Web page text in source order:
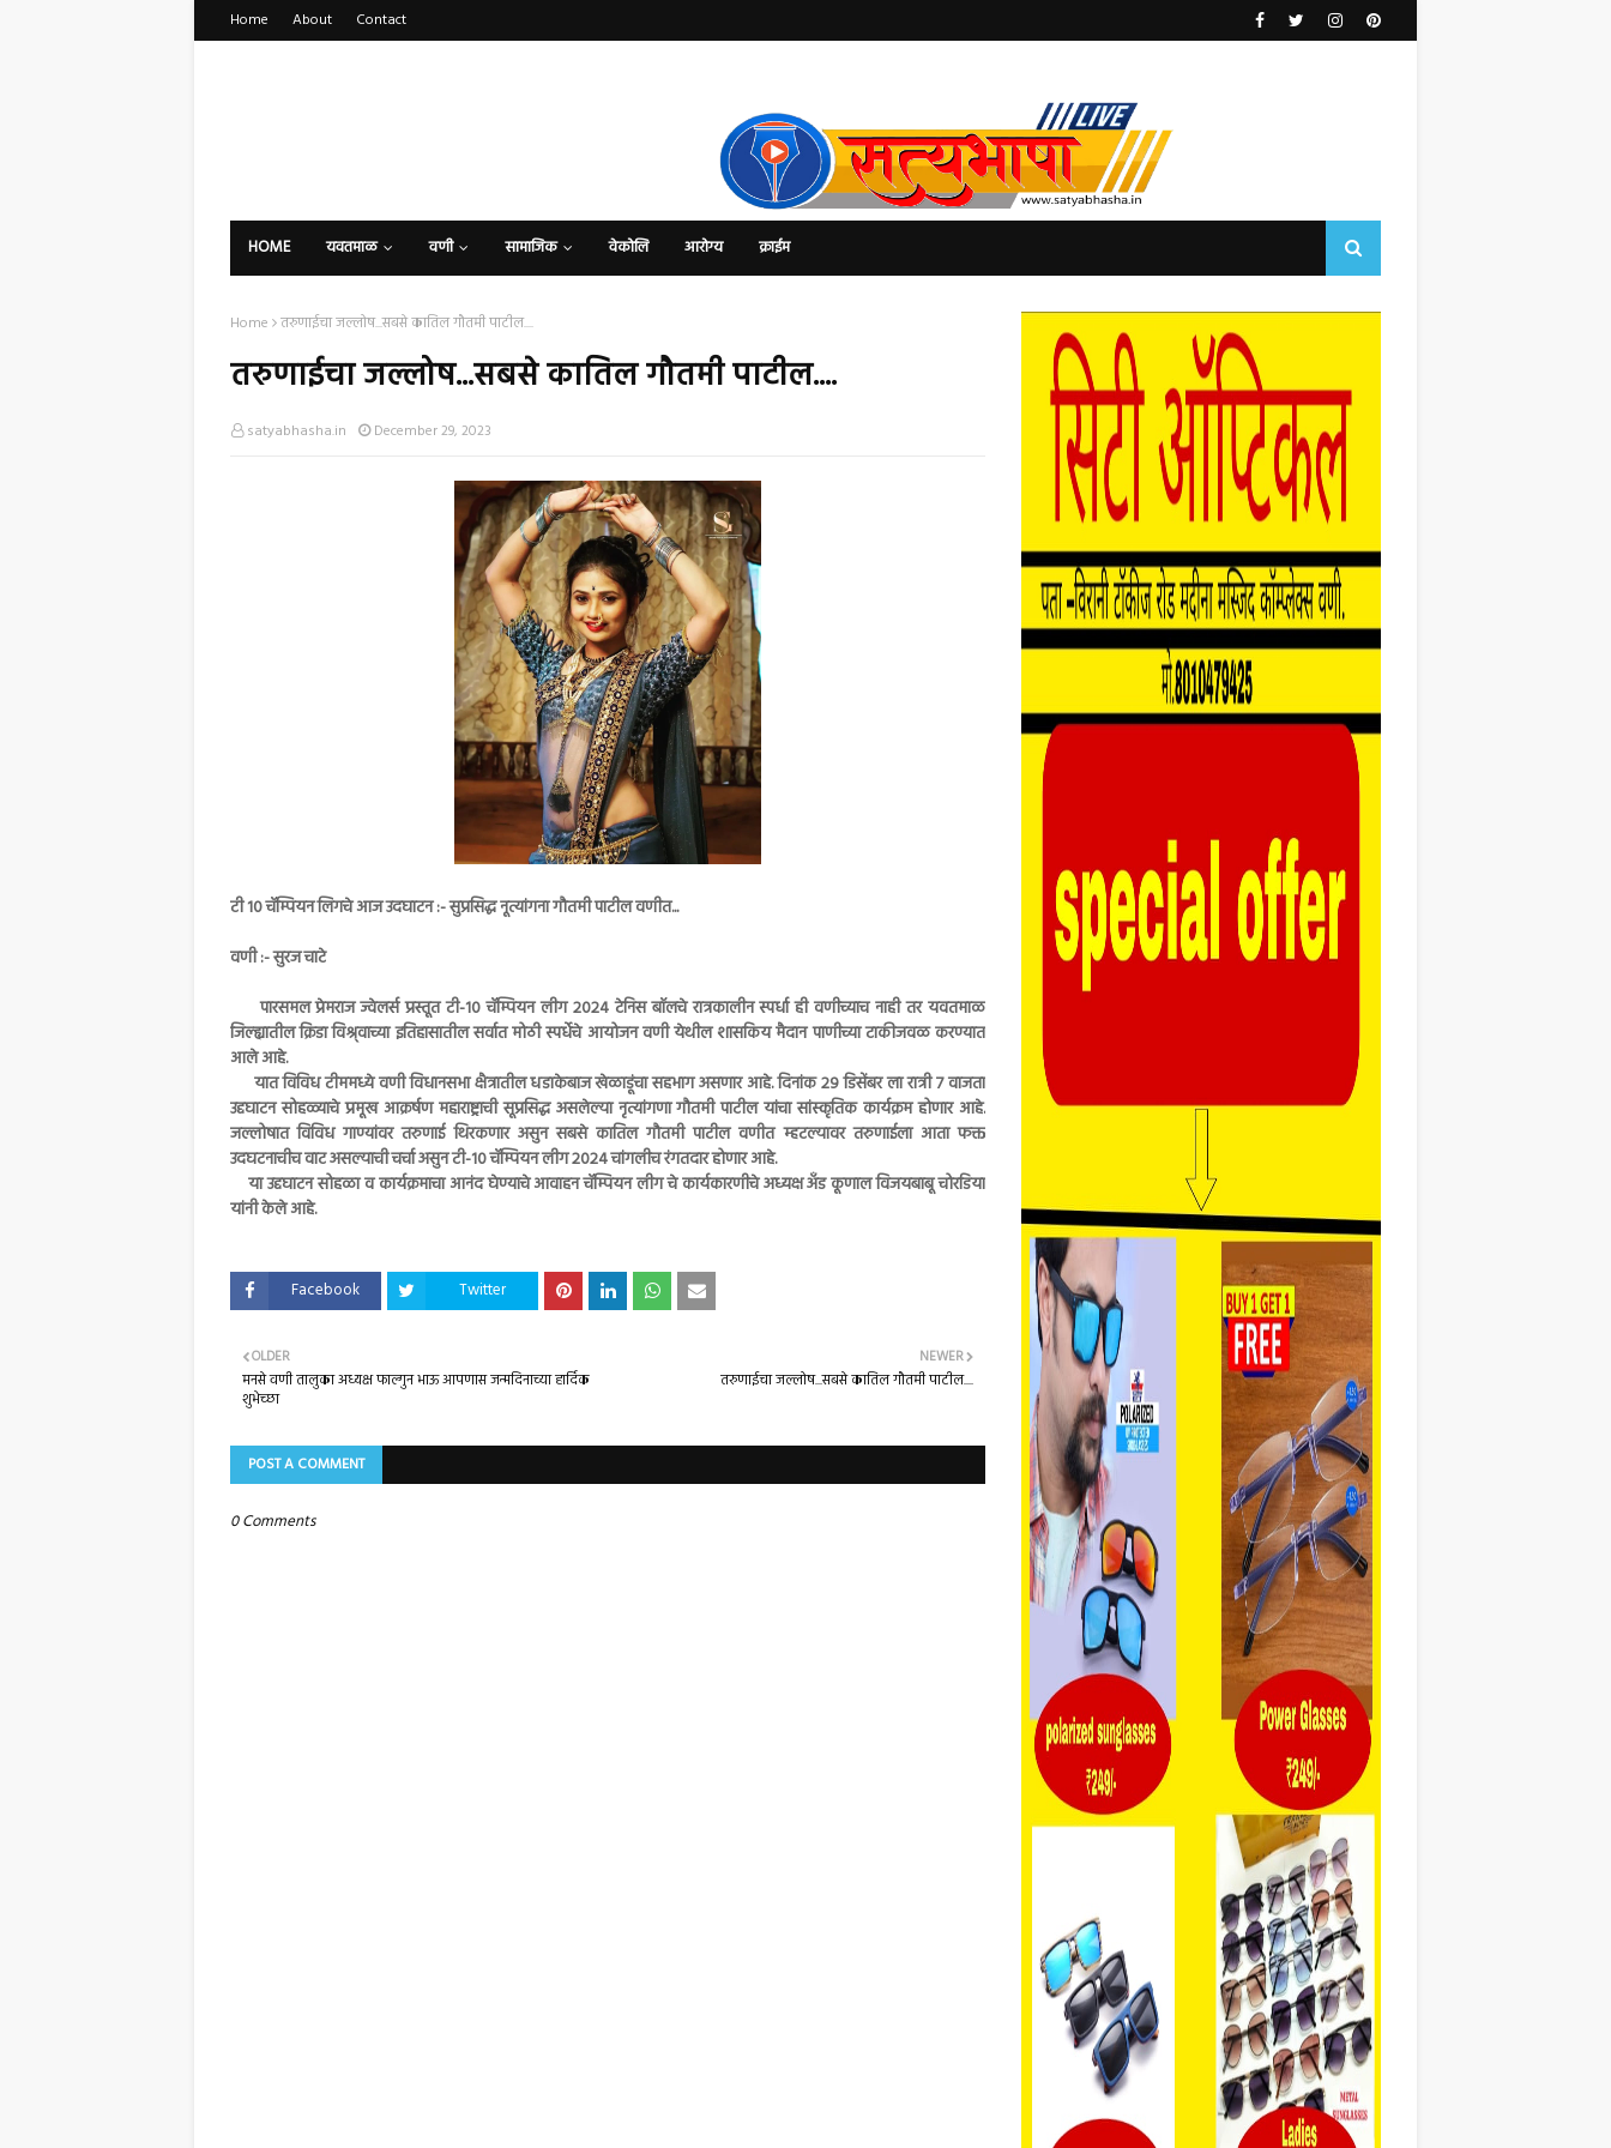
Home About Contact
HOME यवतमाळ वणी सामाजिक वेकोलि आरोग्य क्राईम
Home तरुणाईचा जल्लोष...सबसे कातिल गौतमी पाटील....
तरुणाईचा जल्लोष...सबसे कातिल गौतमी पाटील....
satyabhasha.in December 29, 2023
टी 10 चॅम्पियन लिगचे आज उदघाटन :- सुप्रसिद्ध नूत्यांगना गौतमी पाटील वणीत...
वणी :- सुरज चाटे
पारसमल प्रेमराज ज्वेलर्स प्रस्तूत टी-10 चॅम्पियन लीग 2024 टेनिस बाॅलचे रात्रकालीन स्पर्धा ही वणीच्याच नाही तर यवतमाळ
जिल्ह्यातील क्रिडा विश्र्वाच्या इतिहासातील सर्वात मोठी स्पर्धेचे आयोजन वणी येथील शासकिय मैदान पाणीच्या टाकीजवळ करण्यात
आले आहे.
यात विविध टीममध्ये वणी विधानसभा क्षैत्रातील धडाकेबाज खेळाडूंचा सहभाग असणार आहे. दिनांक 29 डिसेंबर ला रात्री 7 वाजता
उद्दघाटन सोहळ्याचे प्रमूख आक्रर्षण महाराष्ट्राची सूप्रसिद्ध असलेल्या नृत्यांगणा गौतमी पाटील यांचा सांस्कृतिक कार्यक्रम होणार आहे.
जल्लोषात विविध गाण्यांवर तरुणाई थिरकणार असुन सबसे कातिल गौतमी पाटील वणीत म्हटल्यावर तरुणाईला आता फक्त
उदघटनाचीच वाट असल्याची चर्चा असुन टी-10 चॅम्पियन लीग 2024 चांगलीच रंगतदार होणार आहे.
या उद्दघाटन सोहळा व कार्यक्रमाचा आनंद घेण्याचे आवाहन चॅम्पियन लीग चे कार्यकारणीचे अध्यक्ष अँड कूणाल विजयबाबू चोरडिया
यांनी केले आहे.
Facebook Twitter
NEWER
तरुणाईचा जल्लोष...सबसे कातिल गौतमी पाटील....
OLDER
मनसे वणी तालुका अध्यक्ष फाल्गुन भाऊ आपणास जन्मदिनाच्या हार्दिक
शुभेच्छा
POST A COMMENT
0 Comments